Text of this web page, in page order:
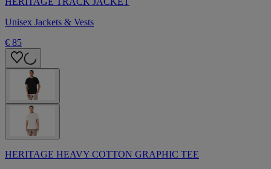
Unisex Jackets & Vests
€ 85
HERITAGE HEAVY COTTON GRAPHIC TEE